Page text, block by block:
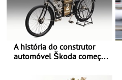
A história do construtor
automóvel Škoda começou